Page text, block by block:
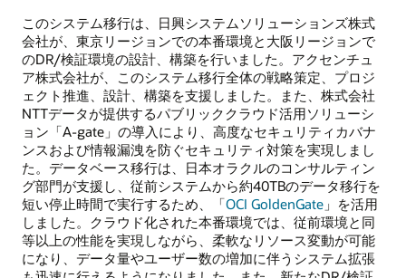
このシステム移行は、日興システムソリューションズ株式
会社が、東京リージョンでの本番環境と大阪リージョンで
のDR/検証環境の設計、構築を行いました。アクセンチュ
ア株式会社が、このシステム移行全体の戦略策定、プロジ
ェクト推進、設計、構築を支援しました。また、株式会社
NTTデータが提供するパブリッククラウド活用ソリューシ
ョン「A-gate」の導入により、高度なセキュリティカバナ
ンスおよび情報漏洩を防ぐセキュリティ対策を実現しまし
た。データベース移行は、日本オラクルのコンサルティン
グ部門が支援し、従前システムから約40TBのデータ移行を
短い停止時間で実行するため、「OCI GoldenGate 」を活用
しました。クラウド化された本番環境では、従前環境と同
等以上の性能を実現しながら、柔軟なリソース変動が可能
になり、データ量やユーザー数の増加に伴うシステム拡張